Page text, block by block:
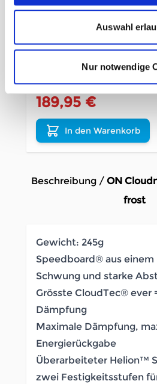
Auswahl
Nur notwendige
unser Preis ab:
189,95 €
In den Warenkorb
Beschreibung / ON
frost
Gewicht: 245g
Speedboard® aus
Schwung und starke
Grösste CloudTec® ever
Dämpfung
Maximale Dämpfung,
Energierückgabe
Überarbeiteter Helion™
zwei Festigkeitsstufen